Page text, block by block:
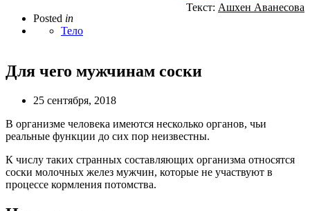
Posted in
Тело
Текст: Ашхен Аванесова
Для чего мужчинам соски
25 сентября, 2018
В организме человека имеются несколько органов, чьи
реальные функции до сих пор неизвестны.
К числу таких странных составляющих организма относятся
соски молочных желез мужчин, которые не участвуют в
процессе кормления потомства.